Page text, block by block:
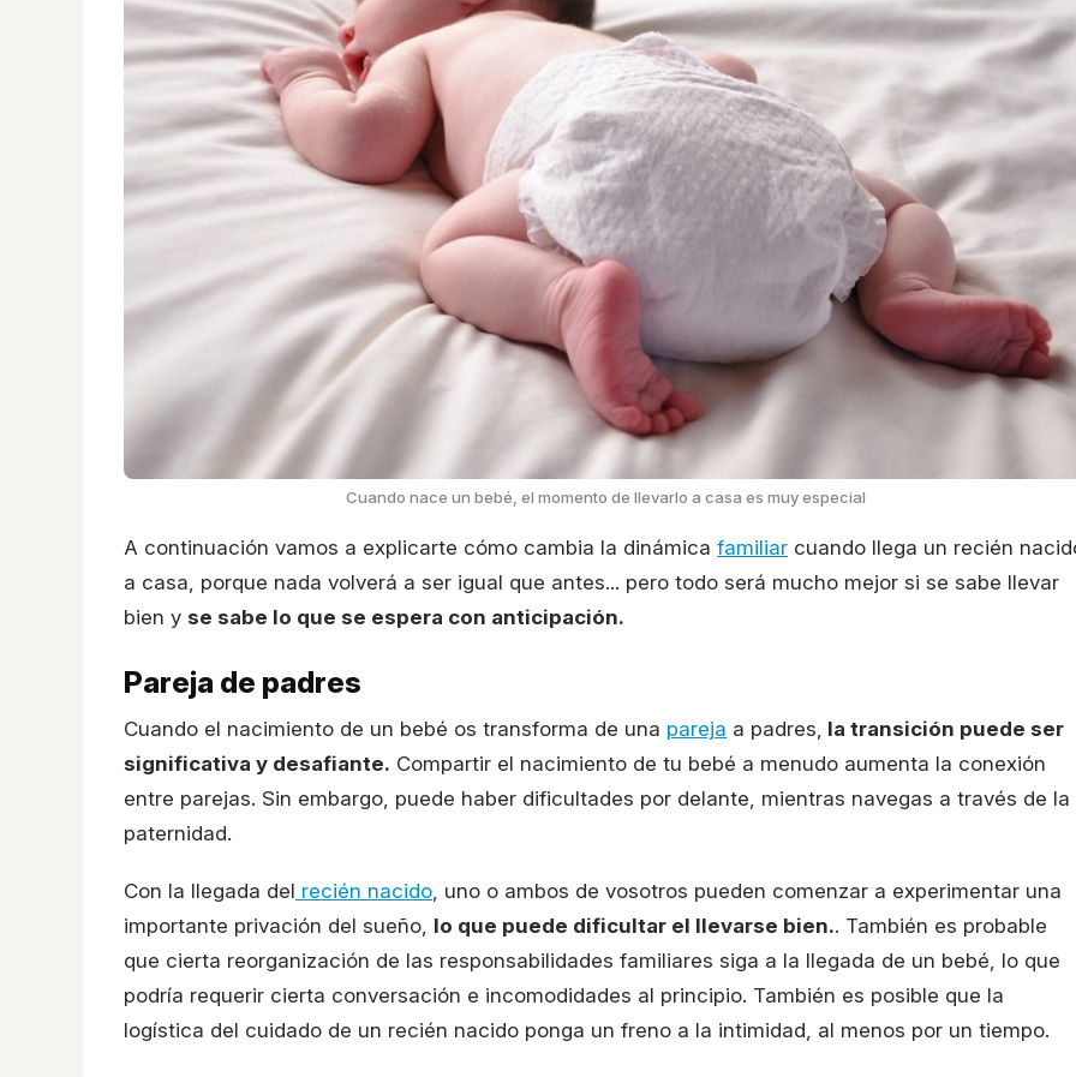
Cuando nace un bebé, el momento de llevarlo a casa es muy especial
A continuación vamos a explicarte cómo cambia la dinámica familiar cuando llega un recién
a casa, porque nada volverá a ser igual que antes... pero todo será mucho mejor si se sabe llevar
bien y se sabe lo que se espera con anticipación.
Pareja de padres
Cuando el nacimiento de un bebé os transforma de una pareja a padres, la transición puede ser
significativa y desafiante. Compartir el nacimiento de tu bebé a menudo aumenta la conexión
entre parejas. Sin embargo, puede haber dificultades por delante, mientras navegas a través de la
paternidad.
Con la llegada del recién nacido, uno o ambos de vosotros pueden comenzar a experimentar una
importante privación del sueño, lo que puede dificultar el llevarse bien.. También es probable
que cierta reorganización de las responsabilidades familiares siga a la llegada de un bebé, lo que
podría requerir cierta conversación e incomodidades al principio. También es posible que la
logística del cuidado de un recién nacido ponga un freno a la intimidad, al menos por un tiempo.